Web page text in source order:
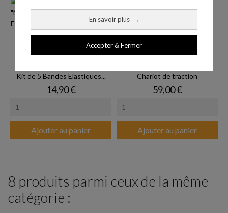
En savoir plus →
Accepter & Fermer
Kit de 5 Bandes Elastiques...
Prix
14,90 €
Ajouter au panier
Chariot de traction
Prix
59,00 €
Ajouter au panier
8 produits parmi ceux de la même
catégorie :